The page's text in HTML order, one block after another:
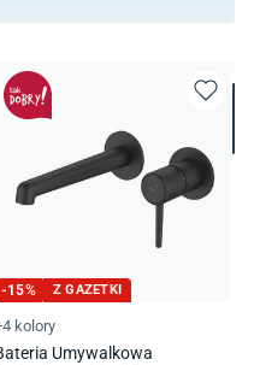
-15% Z GAZETKI
kolory
Umywalkowa